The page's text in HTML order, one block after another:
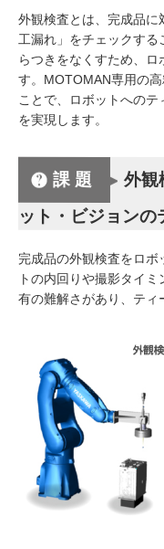
外観検査とは、完成品に
工漏れ」をチェックす
らつきをなくすため、
す。MOTOMAN専用の
ことで、ロボットへの
を実現します。
課題 外観
ット・ビジョン
完成品の外観検査をロボ
トの内回りや撮影タイ
有の難解さがあり、ティ